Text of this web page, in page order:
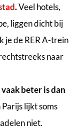
.Veel hotels,
liggen dicht bij
je de RER A-trein
naar
beter is dan
Parijs lijkt soms
niet.